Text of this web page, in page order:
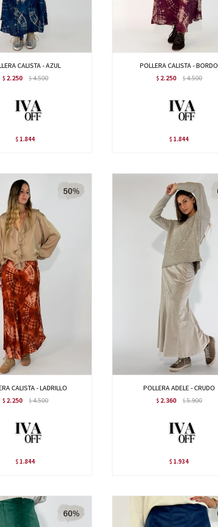
CALISTA - AZUL
$ 2.250 $4.500
$ 1.844
POLLERA CALISTA - BORDO
$ 2.250 $4.500
$ 1.844
CALISTA - LADRILLO
$ 2.250 $4.500
$ 1.844
POLLERA ADELE - CRUDO
$ 2.360 $5.900
$ 1.934